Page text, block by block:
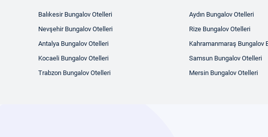
Balıkesir Bungalov Otelleri
Nevşehir Bungalov Otelleri
Antalya Bungalov Otelleri
Kocaeli Bungalov Otelleri
Trabzon Bungalov Otelleri
Aydın Bungalov Otelleri
Rize Bungalov Otelleri
Kahramanmaraş Bungalov
Samsun Bungalov Otelleri
Mersin Bungalov Otelleri